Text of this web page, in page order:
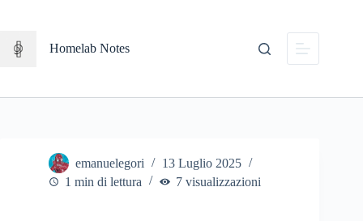
Homelab Notes
emanuelegori
13 Luglio 2025
1 min di lettura
7 visualizzazioni